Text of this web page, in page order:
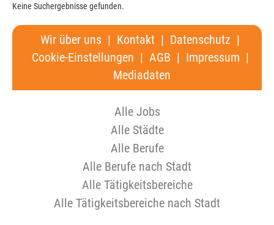
Keine Suchergebnisse gefunden.
Wir über uns | Kontakt | Datenschutz |
Cookie-Einstellungen | AGB | Impressum |
Mediadaten
Alle Jobs
Alle Städte
Alle Berufe
Alle Berufe nach Stadt
Alle Tätigkeitsbereiche
Alle Tätigkeitsbereiche nach Stadt